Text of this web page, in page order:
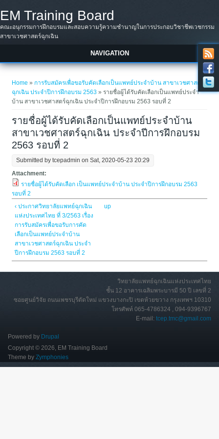
EM Training Board
คณะอนุกรรมการฝึกอบรมและสอบความรู้ความชำนาญในการประกอบวิชาชีพเวชกรรม
สาขาเวชศาสตร์ฉุกเฉิน
NAVIGATION
Home » การรับสมัครเพื่อขอรับคัดเลือกเป็นแพทย์ประจำบ้าน สาขาเวชศาสตร์
ฉุกเฉิน ประจำปีการฝึกอบรม 2563 » รายชื่อผู้ได้รับคัดเลือกเป็นแพทย์ประจำ
บ้าน สาขาเวชศาสตร์ฉุกเฉิน ประจำปีการฝึกอบรม 2563 รอบที่ 2
รายชื่อผู้ได้รับคัดเลือกเป็นแพทย์ประจำบ้าน
สาขาเวชศาสตร์ฉุกเฉิน ประจำปีการฝึกอบรม
2563 รอบที่ 2
Submitted bytcepadmin on Sat, 2020-05-23 20:29
Attachment:
รายชื่อผู้ได้รับคัดเลือก เป็นแพทย์ประจำบ้าน ประจำปีการฝึกอบรม 2563
รอบที่ 2
‹ ประกาศวิทยาลัยแพทย์ฉุกเฉิน
แห่งประเทศไทย ที่ 3/2563 เรื่อง
การรับสมัครเพื่อขอรับการคัด
เลือกเป็นแพทย์ประจำบ้าน
สาขาเวชศาสตร์ฉุกเฉิน ประจำ
ปีการฝึกอบรม 2563 รอบที่ 2
up
วิทยาลัยแพทย์ฉุกเฉินแห่งประเทศไทย
ชั้น 12 อาคารเฉลิมพระบารมี 50 ปี เลขที่ 2
ซอยศูนย์วิจัย ถนนเพชรบุรีตัดใหม่ แขวงบางกะปิ เขตห้วยขวาง กรุงเทพฯ 10310
โทรศัพท์ 065-4786324 , 094-9396767
E-mail:tcep.tmc@gmail.com
Powered by Drupal
Copyright © 2026, EM Training Board
Theme by Zymphonies